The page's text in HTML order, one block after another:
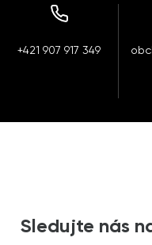
+421 907 917 349
Sledujte nás